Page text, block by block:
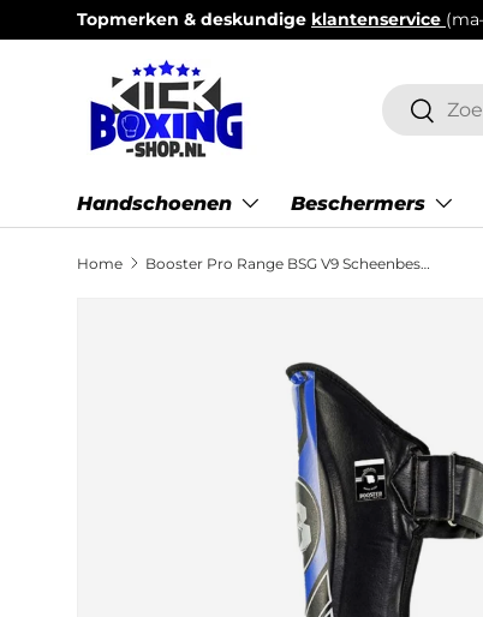
Ga naar inhoud
Voor 14:00 besteld = zelfde dagverzonden.
Zoeken
Zoeken
Handschoenen Beschermers
Home Booster Pro Range BSG V9 Scheenbeschermers - Zwart / Blauw